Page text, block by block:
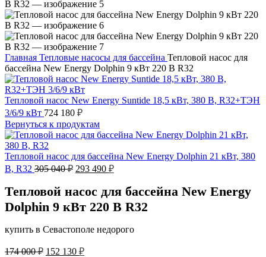
Главная Тепловые насосы для бассейна Тепловой насос для
бассейна New Energy Dolphin 9 кВт 220 В R32
Тепловой насос New Energy Suntide 18,5 кВт, 380 В, R32+ТЭН
3/6/9 кВт 724 180 ₽
Вернуться к продуктам
Тепловой насос для бассейна New Energy Dolphin 21 кВт, 380
В, R32 305 040₽ Первоначальная
составляла
305
040 ₽.
293 490 ₽Текущая
293
Тепловой насос для бассейна New Energy
Dolphin 9 кВт 220 В R32
купить в Севастополе недорого
174 000₽ Первоначальная
152 130 ₽Текущая